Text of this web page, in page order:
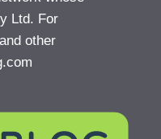
Ltd. For
other